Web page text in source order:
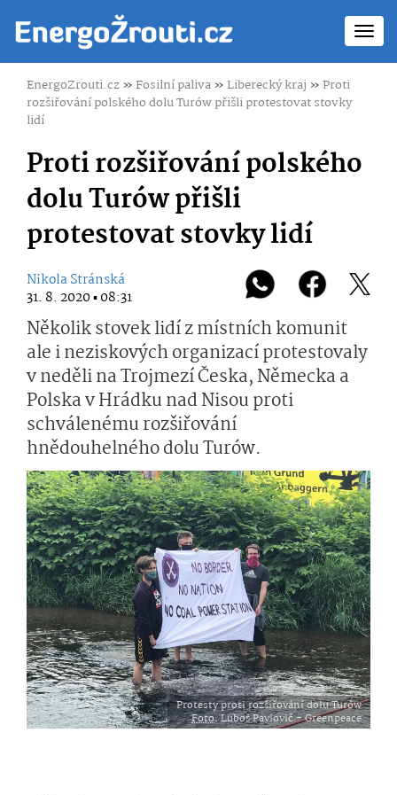
EnergoZrouti.cz»Fosilní paliva»Liberecký kraj »Proti
rozšiřování polského dolu Turów přišli protestovat stovky
lidí
Proti rozšiřování polského
dolu Turów přišli
protestovat stovky lidí
Nikola Stránská
31. 8. 2020 ▪ 08:31
Několik stovek lidí z místních komunit
ale i neziskových organizací protestovaly
v neděli na Trojmezí Česka, Německa a
Polska v Hrádku nad Nisou proti
schválenému rozšiřování
hnědouhelného dolu Turów.
Protesty proti rozšiřování dolu Turów
Foto: Luboš Pavlovič - Greenpeace